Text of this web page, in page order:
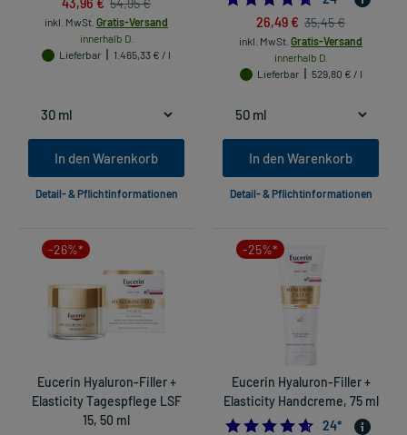
54,95 €
inkl. MwSt. Gratis-Versand
innerhalb D.
Lieferbar
1.465,33 € / l
In den Warenkorb
Detail- & Pflichtinformationen
26,49 € 35,45 €
inkl. MwSt. Gratis-Versand
innerhalb D.
Lieferbar
529,80 € / l
In den Warenkorb
Detail- & Pflichtinformationen
-26%*
Eucerin Hyaluron-Filler +
Elasticity Tagespflege LSF
15, 50 ml
-25%*
Eucerin Hyaluron-Filler +
Elasticity Handcreme, 75 ml
24*